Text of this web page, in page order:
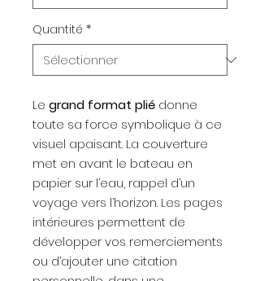
Quantité *
Le grand format plié donne
toute sa force symbolique à ce
visuel apaisant. La couverture
met en avant le bateau en
papier sur l’eau, rappel d’un
voyage vers l’horizon. Les pages
intérieures permettent de
développer vos remerciements
ou d’ajouter une citation